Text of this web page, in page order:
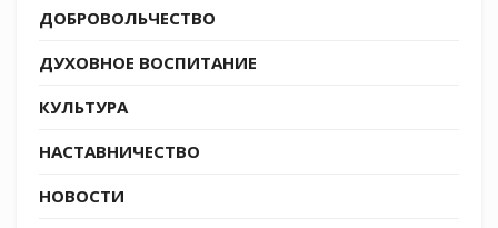
Сердюков.
Все наши тренировки проводятся в целях
молодёжи к занятиям в спортивных клубах и
ведения здорового образа жизни, —
ДОБРОВОЛЬЧЕСТВО
ДУХОВНОЕ ВОСПИТАНИЕ
КУЛЬТУРА
НАСТАВНИЧЕСТВО
НОВОСТИ